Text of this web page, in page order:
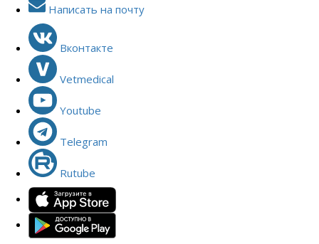
Написать на почту
Вконтакте
Vetmedical
Youtube
Telegram
Rutube